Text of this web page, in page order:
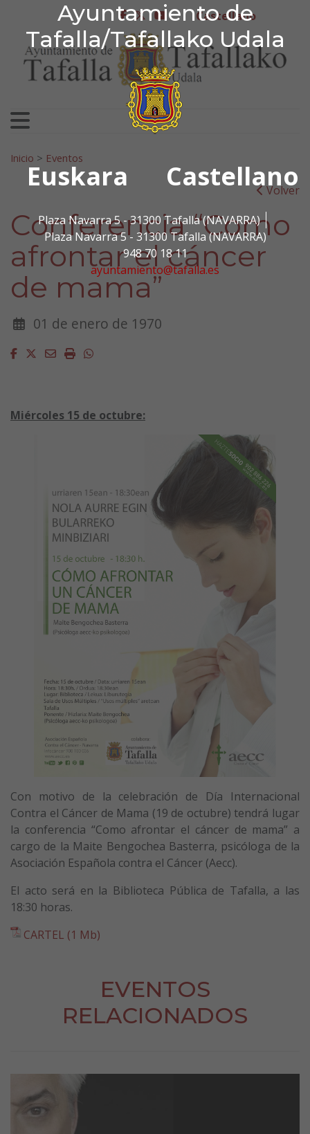
Ayuntamiento de
Tafalla/Tafallako Udala
Euskara Castellano
Plaza Navarra 5 - 31300 Tafalla (NAVARRA)
Plaza Navarra 5 - 31300 Tafalla (NAVARRA)
948 70 18 11
ayuntamiento@tafalla.es
Ir al contenido
Ayuntamiento de
facebook
twitter
youtubeCastellano
Search for:
Inicio > Eventos
Volver
Conferencia “Como
afrontar el cáncer
de mama”
01 de enero de 1970
Facebook
Twitter
EmailImprimirWhatsapp
Miércoles 15 de octubre:
Con motivo de la celebración de Día Internacional
Contra el Cáncer de Mama (19 de octubre) tendrá lugar
la conferencia “Como afrontar el cáncer de mama” a
cargo de la Maite Bengochea Basterra, psicóloga de la
Asociación Española contra el Cáncer (Aecc).
El acto será en la Biblioteca Pública de Tafalla, a las
18:30 horas.
CARTEL (1 Mb)
EVENTOS
RELACIONADOS